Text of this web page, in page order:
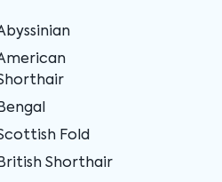
Bengal
Fold
British Shorthair